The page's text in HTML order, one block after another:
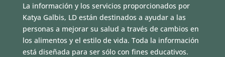
La información y los servicios proporcionados por
Katya Galbis, LD están destinados a ayudar a las
personas a mejorar su salud a través de cambios en
los alimentos y el estilo de vida. Toda la información
está diseñada para ser sólo con fines educativos.